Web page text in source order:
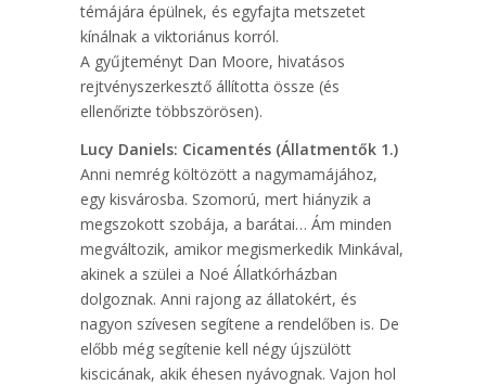
témájára épülnek, és egyfajta metszetet
kínálnak a viktoriánus korról.
A gyűjteményt Dan Moore, hivatásos
rejtvényszerkesztő állította össze (és
ellenőrizte többszörösen).
Lucy Daniels: Cicamentés (Állatmentők 1.)
Anni nemrég költözött a nagymamájához,
egy kisvárosba. Szomorú, mert hiányzik a
megszokott szobája, a barátai… Ám minden
megváltozik, amikor megismerkedik Minkával,
akinek a szülei a Noé Állatkórházban
dolgoznak. Anni rajong az állatokért, és
nagyon szívesen segítene a rendelőben is. De
előbb még segítenie kell négy újszülött
kiscicának, akik éhesen nyávognak. Vajon hol